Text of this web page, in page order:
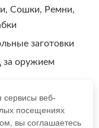
Сошки, Ремни,
заготовки
за оружием
сервисы веб-
посещениях
вы соглашаетесь